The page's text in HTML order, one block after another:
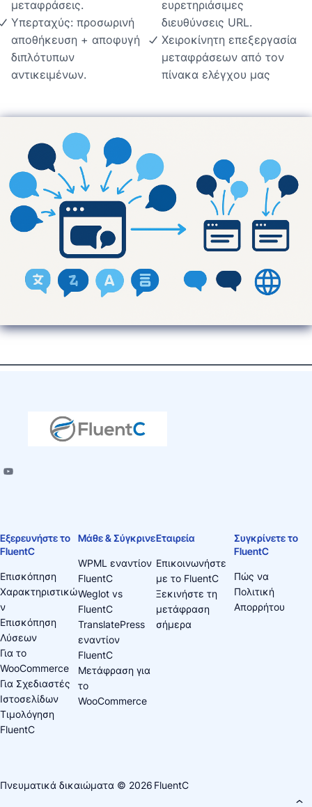
μεταφράσεις.
Υπερταχύς: προσωρινή
αποθήκευση + αποφυγή
διπλότυπων
αντικειμένων.
ευρετηριάσιμες
διευθύνσεις URL.
Χειροκίνητη επεξεργασία
μεταφράσεων από τον
πίνακα ελέγχου μας
Εξερευνήστε το
FluentC
Επισκόπηση
Χαρακτηριστικώ
ν
Επισκόπηση
Λύσεων
Για το
WooCommerce
Για Σχεδιαστές
Ιστοσελίδων
Τιμολόγηση
FluentC
Μάθε & Σύγκρινε
WPML εναντίον
FluentC
Weglot vs
FluentC
TranslatePress
εναντίον
FluentC
Μετάφραση για
το
WooCommerce
Εταιρεία
Επικοινωνήστε
με το FluentC
Ξεκινήστε τη
μετάφραση
σήμερα
Συγκρίνετε το
FluentC
Πώς να
Πολιτική
Απορρήτου
Πνευματικά δικαιώματα © 2026 FluentC